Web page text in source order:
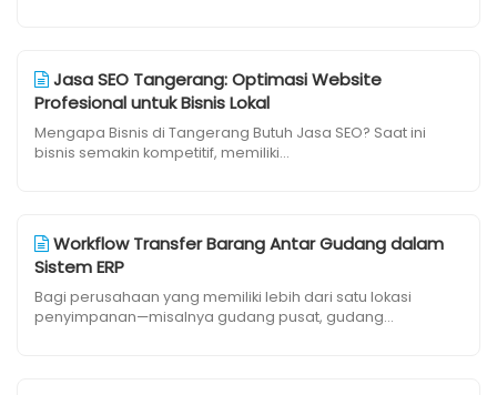
Jasa SEO Tangerang: Optimasi Website
Profesional untuk Bisnis Lokal
Mengapa Bisnis di Tangerang Butuh Jasa SEO? Saat ini
bisnis semakin kompetitif, memiliki...
Workflow Transfer Barang Antar Gudang dalam
Sistem ERP
Bagi perusahaan yang memiliki lebih dari satu lokasi
penyimpanan—misalnya gudang pusat, gudang...